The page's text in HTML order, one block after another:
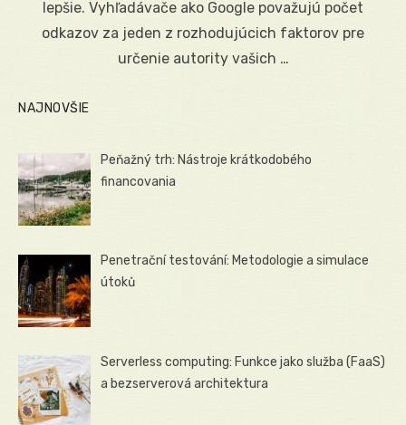
lepšie. Vyhľadávače ako Google považujú počet
odkazov za jeden z rozhodujúcich faktorov pre
určenie autority vašich …
NAJNOVŠIE
Peňažný trh: Nástroje krátkodobého
financovania
Penetrační testování: Metodologie a simulace
útoků
Serverless computing: Funkce jako služba (FaaS)
a bezserverová architektura